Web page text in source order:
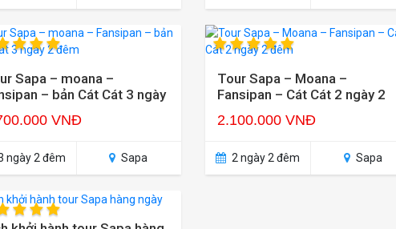
Sapa – moana –
– bản Cát Cát 3 ngày
VNĐ
ngày 2 đêm Sapa
Tour Sapa – Moana –
Fansipan – Cát Cát 2 ngày 2
2.100.000 VNĐ
2 ngày 2 đêm Sapa